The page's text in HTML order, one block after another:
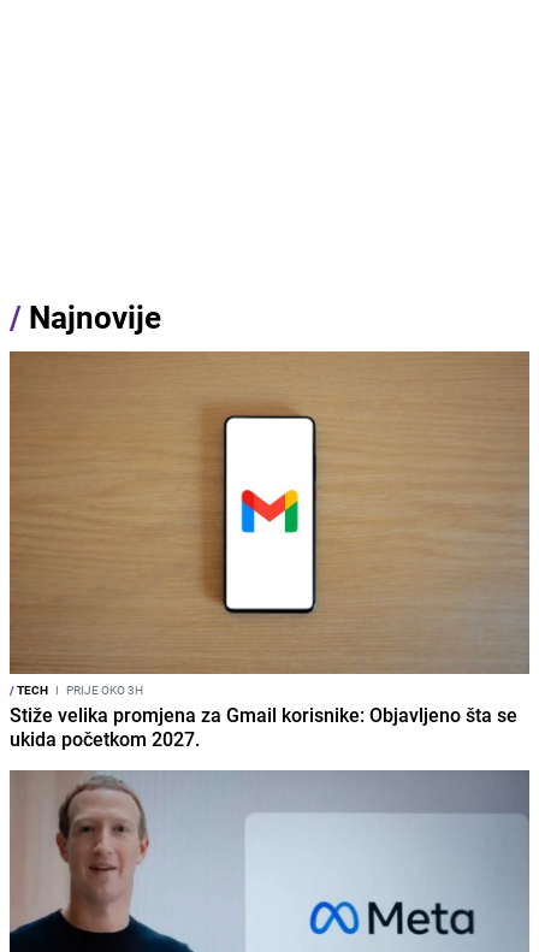
/ Najnovije
/TECH I PRIJE OKO 3H
Stiže velika promjena za Gmail korisnike: Objavljeno šta se
ukida početkom 2027.